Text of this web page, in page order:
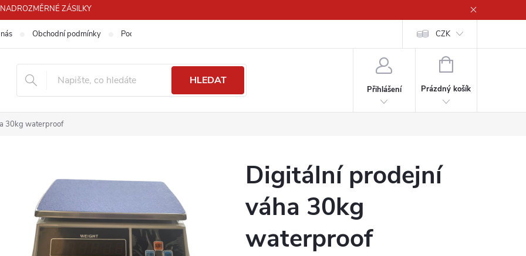
ZÁSILKY
Obchodní podmínky Podmínky ochrany osobních údajů CZK
HLEDAT
Přihlášení
NÁKUPNÍ
Prázdný košík
30kg waterproof
Digitální prodejní
váha 30kg
waterproof